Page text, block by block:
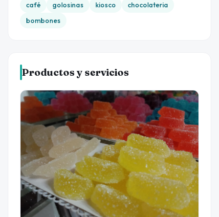
café golosinas kiosco
chocolateria
bombones
Productos y servicios